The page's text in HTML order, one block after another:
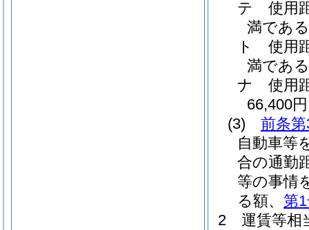
テ
使用
満であ
ト
使用
満であ
ナ
使用
66,400円
(3)
前条
自動車等
合の通勤
等の事情
る額、 第
2
運賃等相